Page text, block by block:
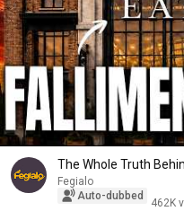
The Whole Truth
Fegialo
Auto-dubbed
462K